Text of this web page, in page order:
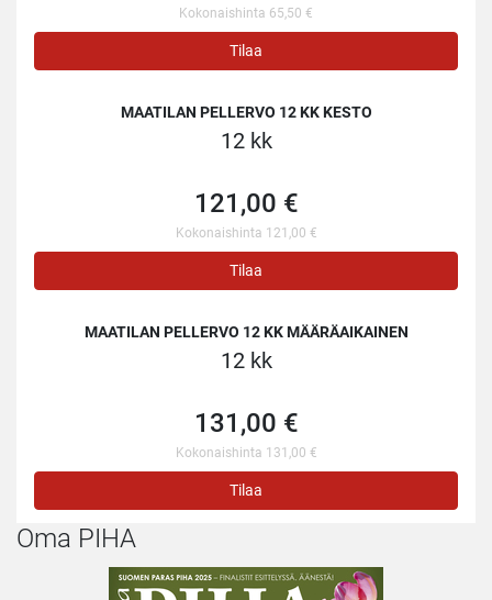
Kokonaishinta 65,50 €
Tilaa
MAATILAN PELLERVO 12 KK KESTO
12 kk
121,00 €
Kokonaishinta 121,00 €
Tilaa
MAATILAN PELLERVO 12 KK MÄÄRÄAIKAINEN
12 kk
131,00 €
Kokonaishinta 131,00 €
Tilaa
Oma PIHA